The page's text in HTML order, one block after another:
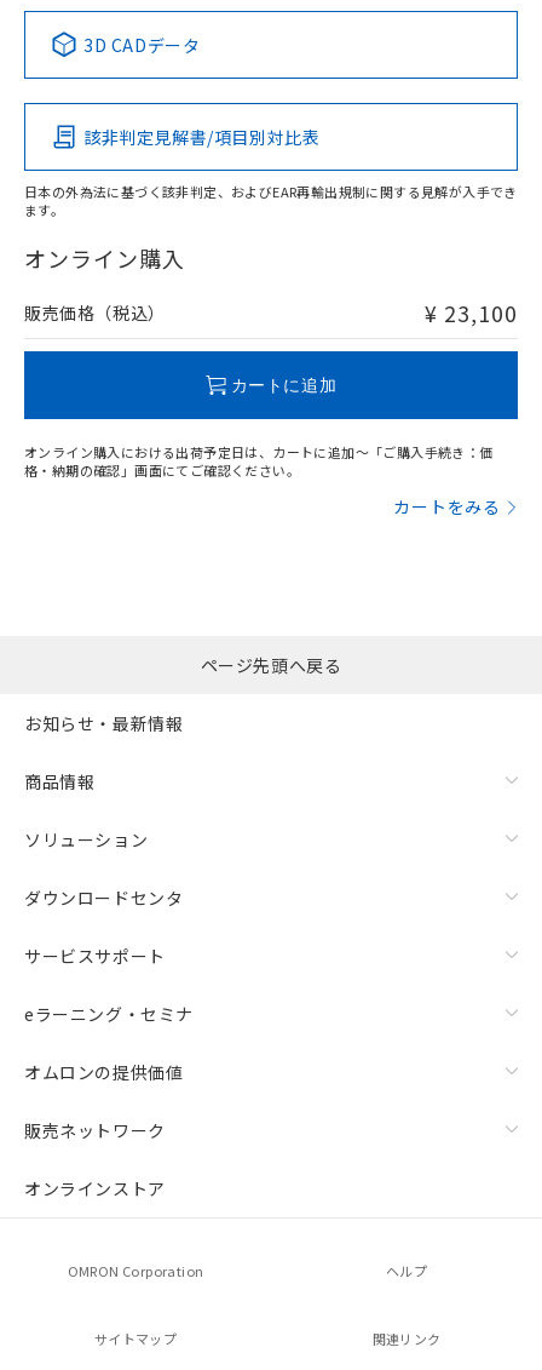
鉄材
l: 0mm以上、φd: 18mm以上、D: 0mm以上、m: 30mm以
アルミ材
l: 12mm以上、φd: 80mm以上、D: 12mm以上、m: 30mm
Pb Hg Cd Cr(VI)
O
在庫等で未対応品が混在する可能性があります。
問い合わせください。
この製品の規格認証/適合状況ページへ
その他の認証はこちらのページからご検索ください
3D CADデータ
該非判定見解書/項目別対比表
日本の外為法に基づく該非判定、およびEAR再輸出規制に関する見解が入手でき
ます。
オンライン購入
販売価格（税込） ¥ 23,100
カートに追加
オンライン購入における出荷予定日は、カートに追加～「ご購入手続き：価
格・納期の確認」画面にてご確認ください。
カートをみる
ページ先頭へ戻る
お知らせ・最新情報
商品情報
ソリューション
ダウンロードセンタ
サービスサポート
eラーニング・セミナ
オムロンの提供価値
販売ネットワーク
オンラインストア
OMRON Corporation ヘルプ
サイトマップ 関連リンク